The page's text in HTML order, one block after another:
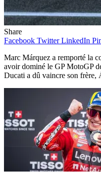
Share
Facebook Twitter LinkedIn
Marc Márquez a remporté la
avoir dominé le GP MotoGP
Ducati a dû vaincre son